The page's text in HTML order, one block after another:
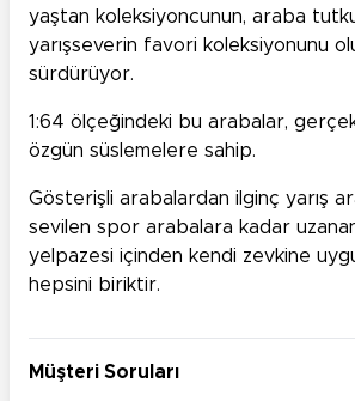
yaştan koleksiyoncunun, araba
yarışseverin favori koleksiyonunu
sürdürüyor.
1:64 ölçeğindeki bu arabalar,
özgün süslemelere sahip.
Gösterişli arabalardan ilginç yarış
sevilen spor arabalara kadar
yelpazesi içinden kendi zevkine
hepsini biriktir.
Müşteri Soruları